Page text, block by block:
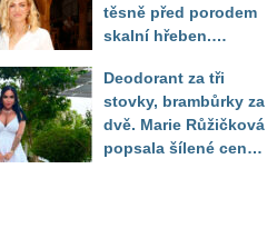
těsně před porodem
skalní hřeben.
snést "těhuli"
Deodorant za tři
stovky, brambůrky za
dvě. Marie Růžičková
popsala šílené ceny